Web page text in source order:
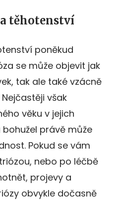
těhotenství
poněkud
se může objevit jak
tak ale také vzácně
Nejčastěji však
věku v jejich
právě může
Pokud se vám
nebo po léčbě
projevy a
obvykle dočasně